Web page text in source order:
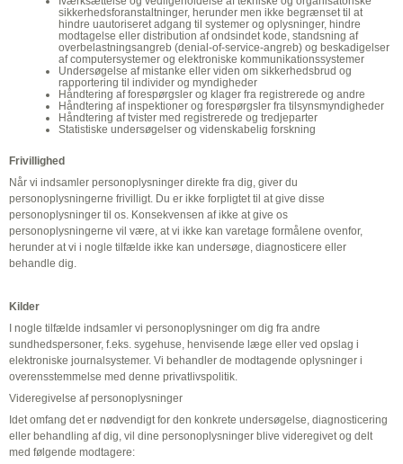
sikkerhedsforanstaltninger, herunder men ikke begrænset til at
hindre uautoriseret adgang til systemer og oplysninger, hindre
modtagelse eller distribution af ondsindet kode, standsning af
overbelastningsangreb (denial-of-service-angreb) og beskadigelser
af computersystemer og elektroniske kommunikationssystemer
Undersøgelse af mistanke eller viden om sikkerhedsbrud og
rapportering til individer og myndigheder
Håndtering af forespørgsler og klager fra registrerede og andre
Håndtering af inspektioner og forespørgsler fra tilsynsmyndigheder
Håndtering af tvister med registrerede og tredjeparter
Statistiske undersøgelser og videnskabelig forskning
Frivillighed
Når vi indsamler personoplysninger direkte fra dig, giver du
personoplysningerne frivilligt. Du er ikke forpligtet til at give disse
personoplysninger til os. Konsekvensen af ikke at give os
personoplysningerne vil være, at vi ikke kan varetage formålene ovenfor,
herunder at vi i nogle tilfælde ikke kan undersøge, diagnosticere eller
behandle dig.
Kilder
I nogle tilfælde indsamler vi personoplysninger om dig fra andre
sundhedspersoner, f.eks. sygehuse, henvisende læge eller ved opslag i
elektroniske journalsystemer. Vi behandler de modtagende oplysninger i
overensstemmelse med denne privatlivspolitik.
Videregivelse af personoplysninger
Idet omfang det er nødvendigt for den konkrete undersøgelse, diagnosticering
eller behandling af dig, vil dine personoplysninger blive videregivet og delt
med følgende modtagere: